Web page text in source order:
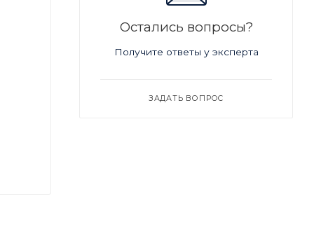
Остались вопросы?
Получите ответы у эксперта
ЗАДАТЬ ВОПРОС